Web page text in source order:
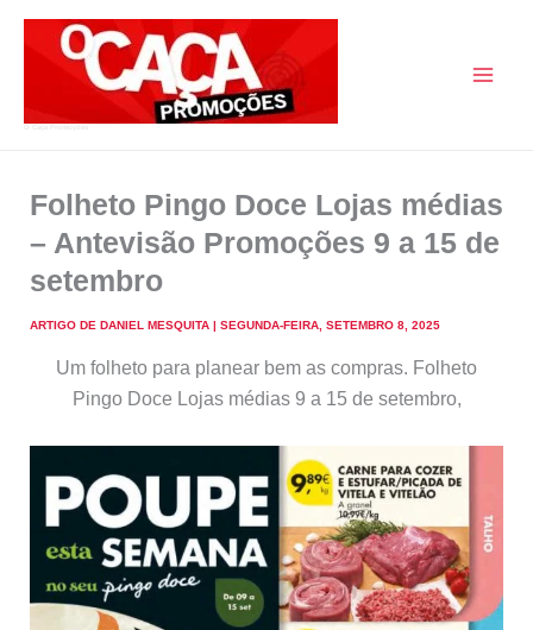
Folheto Pingo Doce Lojas médias
– Antevisão Promoções 9 a 15 de
setembro
ARTIGO DE DANIEL MESQUITA | SEGUNDA-FEIRA, SETEMBRO 8, 2025
Um folheto para planear bem as compras. Folheto
Pingo Doce Lojas médias 9 a 15 de setembro,